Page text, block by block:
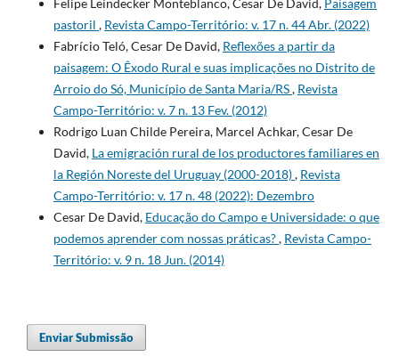
pastoril , Revista Campo-Território: v. 17 n. 44 Abr. (2022)
Fabrício Teló, Cesar De David, Reflexões a partir da
paisagem: O Êxodo Rural e suas implicações no Distrito de
Arroio do Só, Município de Santa Maria/RS, Revista
Campo-Território: v. 7 n. 13 Fev. (2012)
Rodrigo Luan Childe Pereira, Marcel Achkar, Cesar De
David, La emigración rural de los productores familiares en
la Región Noreste del Uruguay (2000-2018), Revista
Campo-Território: v. 17 n. 48 (2022): Dezembro
Cesar De David, Educação do Campo e Universidade: o que
podemos aprender com nossas práticas?, Revista Campo-
Território: v. 9 n. 18 Jun. (2014)
Enviar Submissão